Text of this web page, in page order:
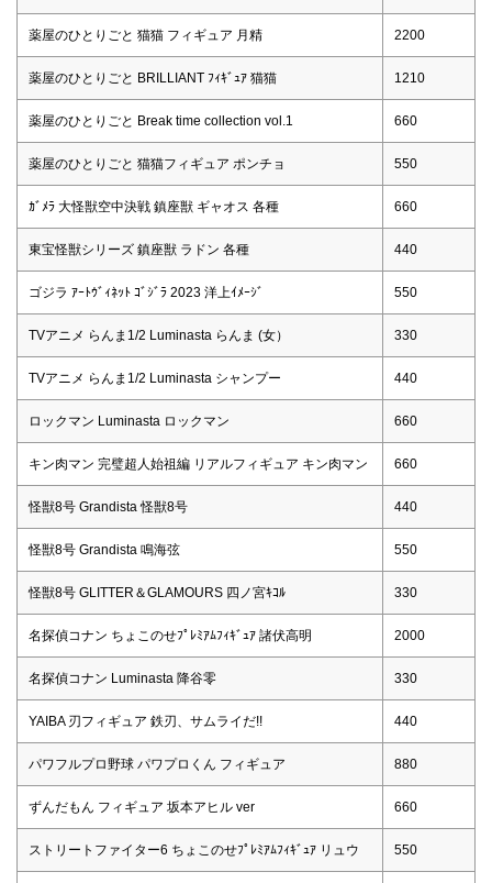
薬屋のひとりごと 猫猫 フィギュア 月精 2200
薬屋のひとりごと BRILLIANT ﾌｨｷﾞｭｱ 猫猫 1210
薬屋のひとりごと Break time collection vol.1 660
薬屋のひとりごと 猫猫フィギュア ポンチョ 550
ｶﾞﾒﾗ 大怪獣空中決戦 鎮座獣 ギャオス 各種 660
東宝怪獣シリーズ 鎮座獣 ラドン 各種 440
ゴジラ ｱｰﾄｳﾞｨﾈｯﾄ ｺﾞｼﾞﾗ 2023 洋上ｲﾒｰｼﾞ 550
TVアニメ らんま1/2 Luminasta らんま (女） 330
TVアニメ らんま1/2 Luminasta シャンプー 440
ロックマン Luminasta ロックマン 660
キン肉マン 完璧超人始祖編 リアルフィギュア キン肉マン 660
怪獣8号 Grandista 怪獣8号 440
怪獣8号 Grandista 鳴海弦 550
怪獣8号 GLITTER＆GLAMOURS 四ノ宮ｷｺﾙ 330
名探偵コナン ちょこのせﾌﾟﾚﾐｱﾑﾌｨｷﾞｭｱ 諸伏高明 2000
名探偵コナン Luminasta 降谷零 330
YAIBA 刃フィギュア 鉄刃、サムライだ!! 440
パワフルプロ野球 パワプロくん フィギュア 880
ずんだもん フィギュア 坂本アヒル ver 660
ストリートファイター6 ちょこのせﾌﾟﾚﾐｱﾑﾌｨｷﾞｭｱ リュウ 550